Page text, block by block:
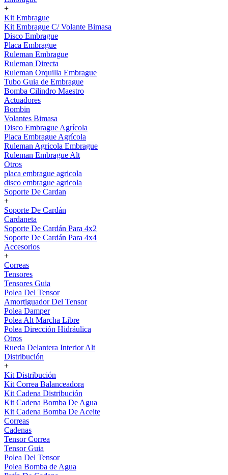
+
Kit Embrague
Kit Embrague C/ Volante Bimasa
Disco Embrague
Placa Embrague
Ruleman Embrague
Ruleman Directa
Ruleman Orquilla Embrague
Tubo Guia de Embrague
Bomba Cilindro Maestro
Actuadores
Bombin
Volantes Bimasa
Disco Embrague Agrícola
Placa Embrague Agrícola
Ruleman Agricola Embrague
Ruleman Embrague Alt
Otros
placa embrague agricola
disco embrague agricola
Soporte De Cardan
+
Soporte De Cardán
Cardaneta
Soporte De Cardán Para 4x2
Soporte De Cardán Para 4x4
Accesorios
+
Correas
Tensores
Tensores Guia
Polea Del Tensor
Amortiguador Del Tensor
Polea Damper
Polea Alt Marcha Libre
Polea Dirección Hidráulica
Otros
Rueda Delantera Interior Alt
Distribución
+
Kit Distribución
Kit Correa Balanceadora
Kit Cadena Distribución
Kit Cadena Bomba De Agua
Kit Cadena Bomba De Aceite
Correas
Cadenas
Tensor Correa
Tensor Guia
Polea Del Tensor
Polea Bomba de Agua